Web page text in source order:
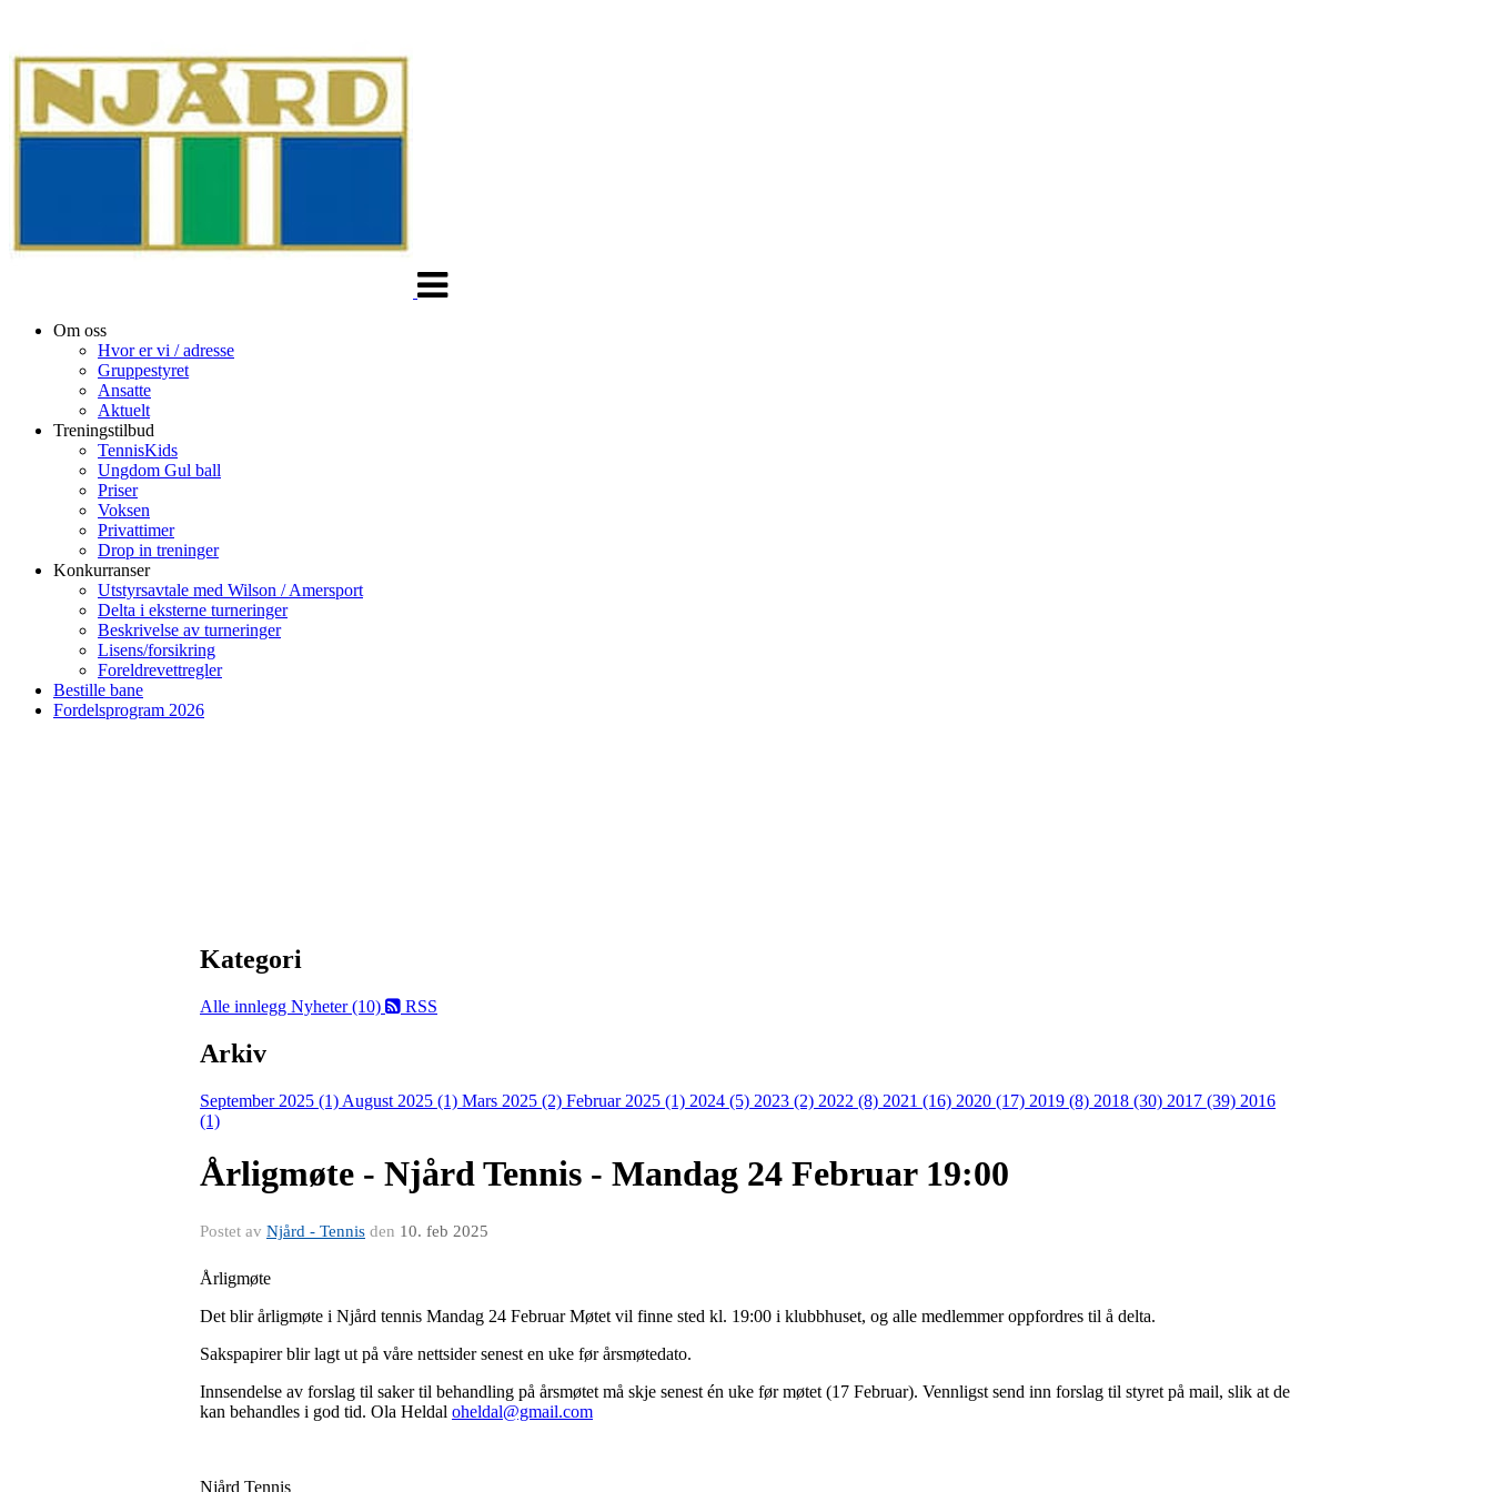
Om oss
Hvor er vi / adresse
Gruppestyret
Ansatte
Aktuelt
Treningstilbud
TennisKids
Ungdom Gul ball
Priser
Voksen
Privattimer
Drop in treninger
Konkurranser
Utstyrsavtale med Wilson / Amersport
Delta i eksterne turneringer
Beskrivelse av turneringer
Lisens/forsikring
Foreldrevettregler
Bestille bane
Fordelsprogram 2026
Kategori
Alle innlegg Nyheter (10) RSS
Arkiv
September 2025 (1) August 2025 (1) Mars 2025 (2) Februar 2025 (1) 2024 (5) 2023 (2) 2022 (8) 2021 (16) 2020 (17) 2019 (8) 2018 (30) 2017 (39) 2016
(1)
Årligmøte - Njård Tennis - Mandag 24 Februar 19:00
Postet av Njård - Tennis den 10. feb 2025
Årligmøte
Det blir årligmøte i Njård tennis Mandag 24 Februar Møtet vil finne sted kl. 19:00 i klubbhuset, og alle medlemmer oppfordres til å delta.
Sakspapirer blir lagt ut på våre nettsider senest en uke før årsmøtedato.
Innsendelse av forslag til saker til behandling på årsmøtet må skje senest én uke før møtet (17 Februar). Vennligst send inn forslag til styret på mail, slik at de
kan behandles i god tid. Ola Heldal oheldal@gmail.com
Njård Tennis